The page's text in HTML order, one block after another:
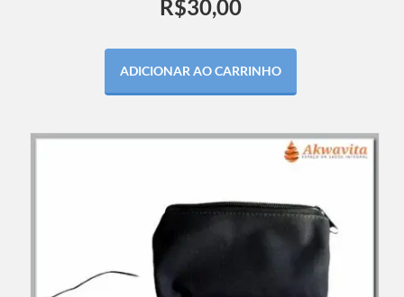
R$30,00
ADICIONAR AO CARRINHO